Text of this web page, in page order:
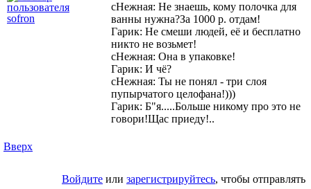
сНежная: Не знаешь, кому полочка для
ванны нужна?За 1000 р. отдам!
Гарик: Не смеши людей, её и бесплатно
никто не возьмет!
сНежная: Она в упаковке!
Гарик: И чё?
сНежная: Ты не понял - три слоя
пупырчатого целофана!)))
Гарик: Б"я.....Больше никому про это не
говори!Щас приеду!..
Вверх
Войдите или зарегистрируйтесь, чтобы отправлять